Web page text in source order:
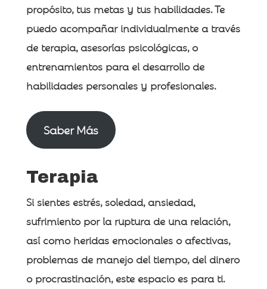
propósito, tus metas y tus habilidades. Te
puedo acompañar individualmente a través
de terapia, asesorías psicológicas, o
entrenamientos para el desarrollo de
habilidades personales y profesionales.
Saber Más
Terapia
Si sientes estrés, soledad, ansiedad,
sufrimiento por la ruptura de una relación,
así como heridas emocionales o afectivas,
problemas de manejo del tiempo, del dinero
o procrastinación, este espacio es para ti.